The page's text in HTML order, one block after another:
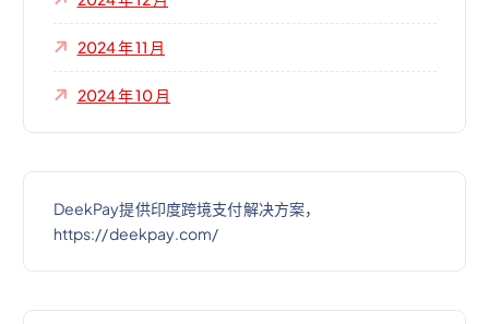
2024 年 11 月
2024 年 10 月
DeekPay提供印度跨境支付解决方案，
https://deekpay.com/